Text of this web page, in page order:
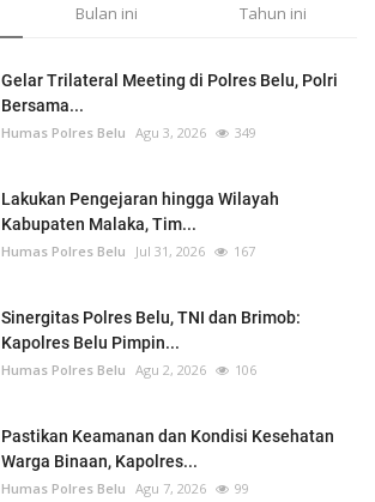
Bulan ini Tahun ini
Gelar Trilateral Meeting di Polres Belu, Polri
Bersama...
Humas Polres Belu Agu 3, 2026 349
Lakukan Pengejaran hingga Wilayah
Kabupaten Malaka, Tim...
Humas Polres Belu Jul 31, 2026 167
Sinergitas Polres Belu, TNI dan Brimob:
Kapolres Belu Pimpin...
Humas Polres Belu Agu 2, 2026 106
Pastikan Keamanan dan Kondisi Kesehatan
Warga Binaan, Kapolres...
Humas Polres Belu Agu 7, 2026 99